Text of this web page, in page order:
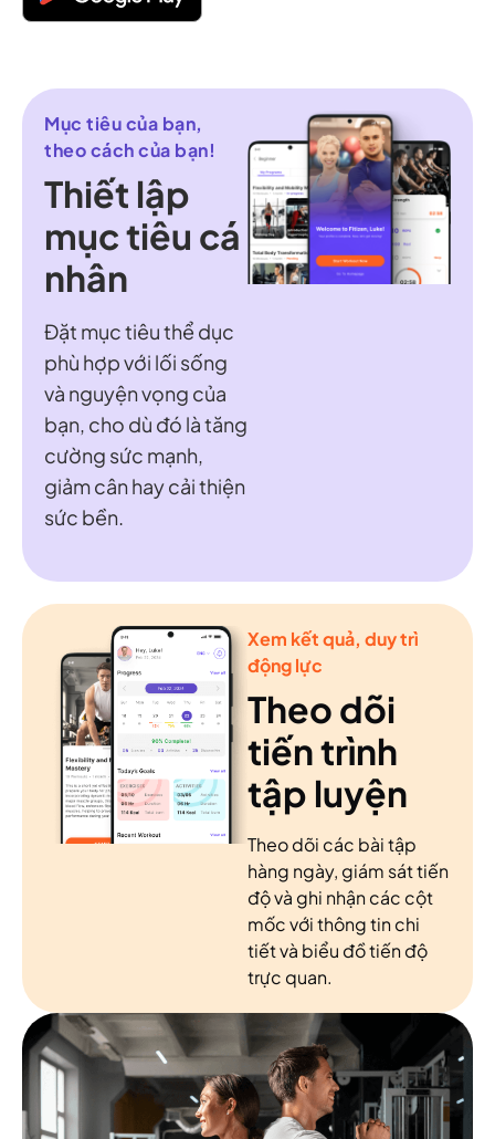
Mục tiêu của bạn,
theo cách của bạn!
Thiết lập
mục tiêu cá
nhân
Đặt mục tiêu thể dục
phù hợp với lối sống
và nguyện vọng của
bạn, cho dù đó là tăng
cường sức mạnh,
giảm cân hay cải thiện
sức bền.
Xem kết quả, duy trì
động lực
Theo dõi
tiến trình
tập luyện
Theo dõi các bài tập
hàng ngày, giám sát tiến
độ và ghi nhận các cột
mốc với thông tin chi
tiết và biểu đồ tiến độ
trực quan.